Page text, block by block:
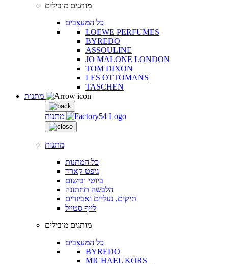
מותגים מובילים
כל המעצבים
LOEWE PERFUMES
BYREDO
ASSOULINE
JO MALONE LONDON
TOM DIXON
LES OTTOMANS
TASCHEN
מתנות
מתנות
כל המתנות
גיפט קארד
ביוטי ובישום
הלבשה תחתונה
תיקים, נעליים ואביזרים
לייף סטייל
מותגים מובילים
כל המעצבים
BYREDO
MICHAEL KORS